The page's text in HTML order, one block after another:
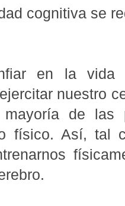
cognitiva se
en la vida
nuestro
de las
físico. Así, tal